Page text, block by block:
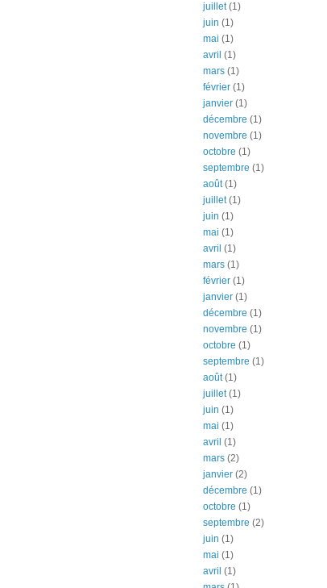
juillet(1)
juin (1)
mai (1)
avril (1)
mars (1)
février (1)
janvier (1)
décembre (1)
novembre (1)
octobre (1)
septembre (1)
août(1)
juillet(1)
juin (1)
mai (1)
avril (1)
mars (1)
février (1)
janvier (1)
décembre (1)
novembre (1)
octobre (1)
septembre (1)
août(1)
juillet(1)
juin (1)
mai (1)
avril (1)
mars (2)
janvier (2)
décembre (1)
octobre (1)
septembre (2)
juin (1)
mai (1)
avril (1)